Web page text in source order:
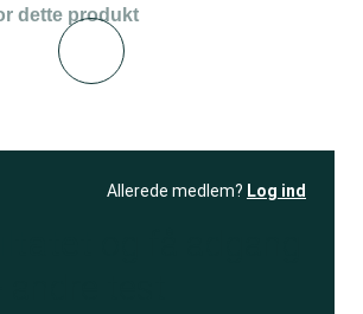
dette produkt
Allerede medlem? Log ind